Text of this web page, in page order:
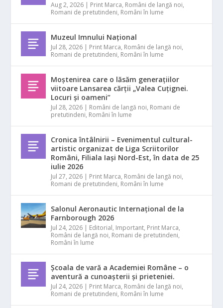
Aug 2, 2026 | Print Marca, Români de langă noi,
Romani de pretutindeni, Români în lume
Muzeul Imnului Național
Jul 28, 2026 | Print Marca, Români de langă noi,
Romani de pretutindeni, Români în lume
Moștenirea care o lăsăm generațiilor
viitoare Lansarea cărții „Valea Cuțignei.
Locuri și oameni”
Jul 28, 2026 | Români de langă noi, Romani de
pretutindeni, Români în lume
Cronica întâlnirii – Evenimentul cultural-
artistic organizat de Liga Scriitorilor
Români, Filiala Iași Nord-Est, în data de 25
iulie 2026
Jul 27, 2026 | Print Marca, Români de langă noi,
Romani de pretutindeni, Români în lume
Salonul Aeronautic Internațional de la
Farnborough 2026
Jul 24, 2026 | Editorial, Important, Print Marca,
Români de langă noi, Romani de pretutindeni,
Români în lume
Școala de vară a Academiei Române – o
aventură a cunoașterii și prieteniei.
Jul 24, 2026 | Print Marca, Români de langă noi,
Romani de pretutindeni, Români în lume